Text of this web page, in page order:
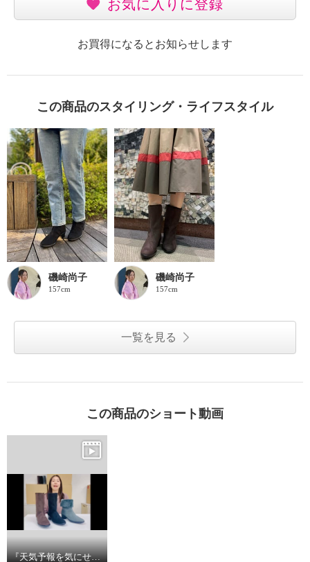
お気に入りに登録
お買得になるとお知らせします
この商品のスタイリング・ライフスタイル
磯崎尚子
157cm
磯崎尚子
157cm
一覧を見る
この商品のショート動画
『天気予報を気にせず履けるトップドライ』 スエード調ファー付 エレガンスヒールブーツの紹介とサイズについてです